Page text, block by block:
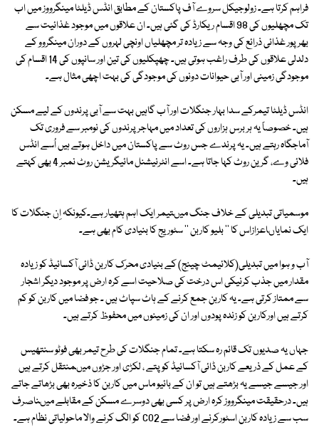
فراہم کرتا ہے۔ زولوجیکل سروے آف پاکستان کے مطابق انڈس ڈیلٹا مینگرووز میں اب
تک مچھلیوں کی 98 اقسام ریکارڈ کی گئی ہیں۔ ان علاقوں میں موجود غذائیت سے
بھرپور غذائی ذرائع کی وجہ سے زیادہ تر مچھلیاں اونچی لہروں کے دوران مینگروو کے
دلدلی علاقوں کی طرف راغب ہوتی ہیں۔ چھپکلیوں کی تین اور سانپوں کی 14 اقسام کی
موجودگی زمینی اور آبی حیوانات دونوں کی موجودگی کی بہت اچھی مثال ہے۔
انڈس ڈیلٹا تیمرکے سدا بہار جنگلات اور آب گاہیں بہت سے آبی پرندوں کے لیے مسکن
ہیں۔ خصوصاً یہ ہر برس ہزاروں کی تعداد میں مہاجر پرندوں کی نومبر سے فروری تک
آماجگاہ رہتے ہیں۔ یہ پرندے جس روٹ سے پاکستان میں داخل ہوتے ہیں اُسے انڈس
فلائی وے، گرین روٹ کہا جاتا ہے۔ اسے انٹرنیشنل مائیگریشن روٹ نمبر 4 بھی کہتے
ہیں۔
موسمیاتی تبدیلی کے خلاف جنگ میںتیمر ایک اہم ہتھیار ہے۔کیونکہ اِن جنگلات کا
ایک نمایاںاعزازاس کا '' بلیو کاربن '' سٹوریج کا بنیادی کام بھی ہے۔
آب و ہوا میں تبدیلی(کلائیمٹ چینج) کے بنیادی محرک کاربن ڈائی آکسائیڈ کو زیادہ
مقدار میں جذب کرنیکی اس درخت کی صلاحیت اسے کرہ ارض پر موجود دیگر اشجار
سے ممتاز کرتی ہے۔ یہ کاربن جمع کرنے کے ہاٹ سپاٹ ہیں ۔ جو فضا میں کاربن کو کم
کرتے ہیں اورکاربن کو زندہ پودوں اور ان کی زمینوں میں محفوظ کرتے ہیں۔
جہاں یہ صدیوں تک قائم رہ سکتا ہے۔ تمام جنگلات کی طرح تیمر بھی فوٹو سنتھیس
کے عمل کے ذریعے کاربن ڈائی آکسائیڈ کو پتے ، لکڑی اور جڑوں میںمنتقل کرتے ہیں
اور جیسے جیسے یہ بڑھتے ہیں تو ان کے بائیو ماس میں کاربن کا ذخیرہ بھی بڑھاتے جاتے
ہیں۔ درحقیقت مینگرووز کرہ ارض پر کسی بھی دوسرے مسکن کے مقابلے میںناصرف
سب سے زیادہ کاربن اسٹورکرنے اور فضا سے CO2 کو الگ کرنے والا ماحولیاتی نظام ہے۔